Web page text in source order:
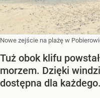
Nowe zejście na plażę w
Tuż obok klifu
morzem. Dzięki
dostępna dla każdego.